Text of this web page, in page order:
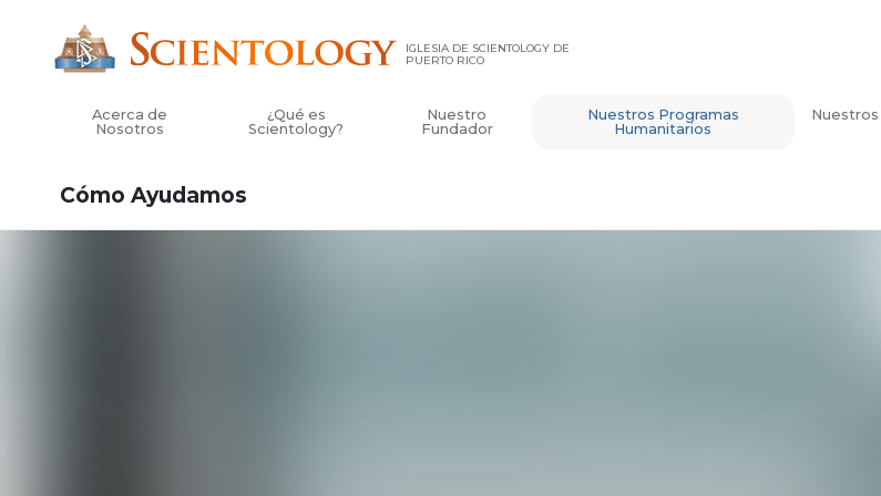
IGLESIA DE SCIENTOLOGY DE
PUERTO RICO
Acerca de
Nosotros
¿Qué es
Scientology?
Nuestro
Fundador
Nuestros Programas
Humanitarios
Nuestros
Cómo Ayudamos